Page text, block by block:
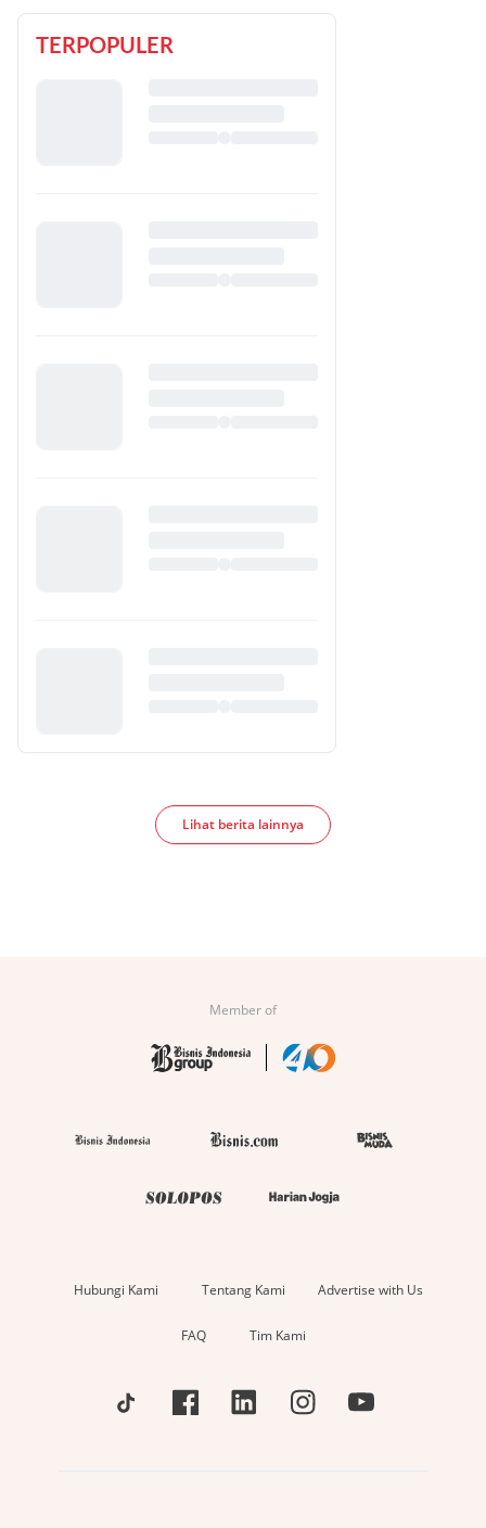
TERPOPULER
Lihat berita lainnya
Member of
Hubungi Kami Tentang Kami Advertise with Us
FAQ Tim Kami